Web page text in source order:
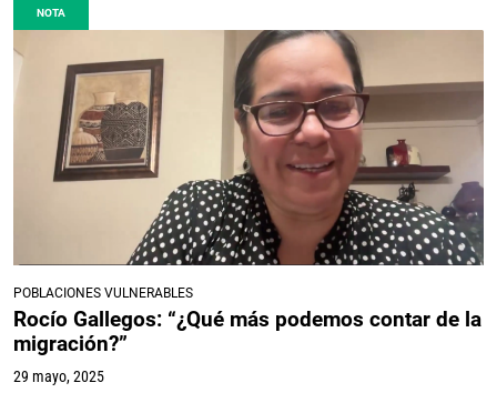
NOTA
POBLACIONES VULNERABLES
Rocío Gallegos: “¿Qué más podemos contar de la
migración?”
29 mayo, 2025